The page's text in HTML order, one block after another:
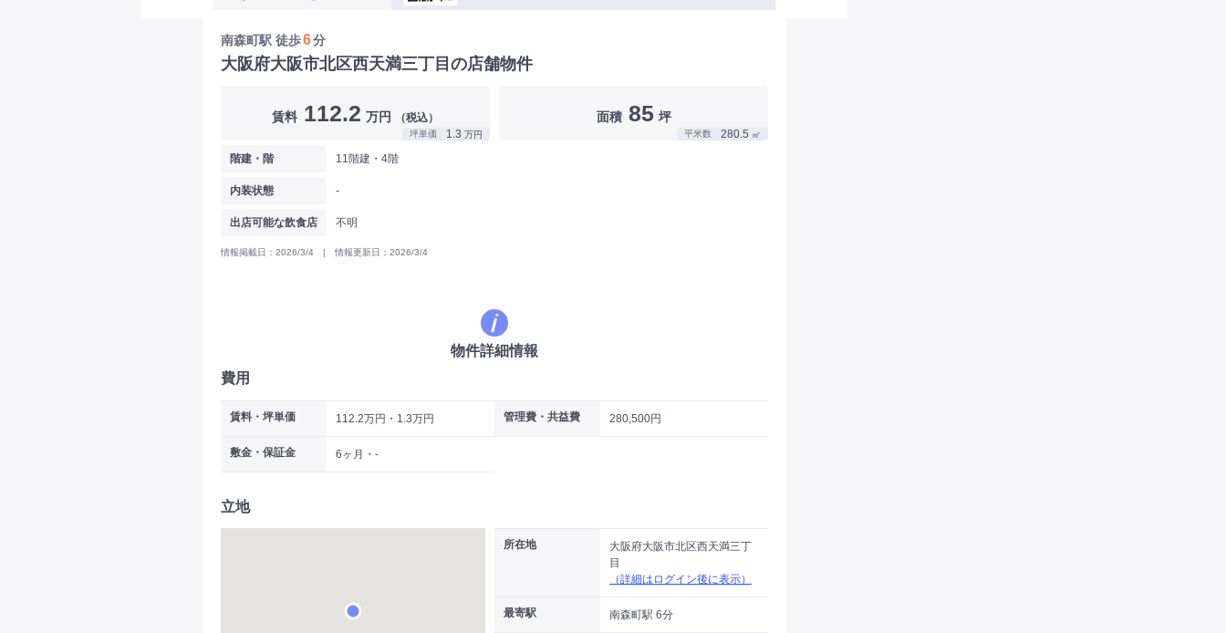
南森町駅 徒歩6分
大阪府大阪市北区西天満三丁目の店舗物件
賃料 112.2 万円 （税込）
坪単価 1.3 万円
面積 85 坪
平米数 280.5 ㎡
階建・階 11階建・4階
内装状態 -
出店可能な飲食店 不明
情報掲載日：2026/3/4 | 情報更新日：2026/3/4
物件詳細情報
費用
賃料・坪単価 112.2万円・1.3万円 管理費・共益費 280,500円
敷金・保証金 6ヶ月・-
立地
所在地
大阪府大阪市北区西天満三丁
目
（詳細はログイン後に表示）
最寄駅 南森町駅 6分